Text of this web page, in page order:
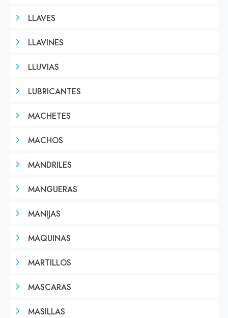
LLAVES
LLAVINES
LLUVIAS
LUBRICANTES
MACHETES
MACHOS
MANDRILES
MANGUERAS
MANIJAS
MAQUINAS
MARTILLOS
MASCARAS
MASILLAS